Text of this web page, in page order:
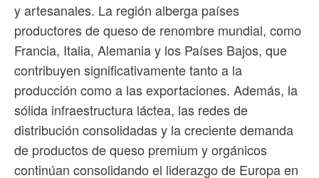
y artesanales. La región alberga países
productores de queso de renombre mundial, como
Francia, Italia, Alemania y los Países Bajos, que
contribuyen significativamente tanto a la
producción como a las exportaciones. Además, la
sólida infraestructura láctea, las redes de
distribución consolidadas y la creciente demanda
de productos de queso premium y orgánicos
continúan consolidando el liderazgo de Europa en